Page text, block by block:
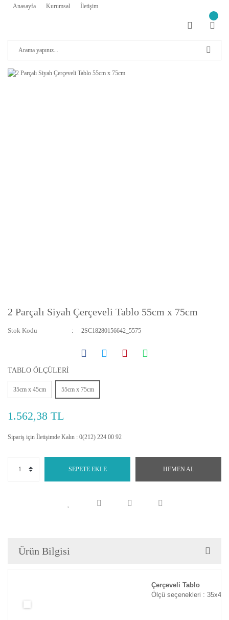
Anasayfa Kurumsal İletişim
2 Parçalı Siyah Çerçeveli Tablo 55cm x 75cm
Stok Kodu 2SC18280156642_5575
TABLO ÖLÇÜLERİ
35cm x 45cm 55cm x 75cm
1.562,38 TL
Sipariş için İletişimde Kalın : 0(212) 224 00 92
SEPETE EKLE HEMEN AL
Ürün Bilgisi
Çerçeveli Tablo
Ölçü seçenekleri :